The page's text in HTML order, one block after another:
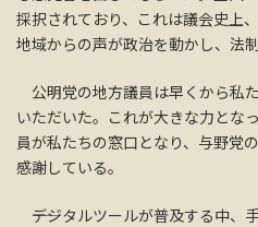
採択されており、これは議会史上
地域からの声が政治を動かし、法
公明党の地方議員は早くから私
いただいた。これが大きな力とな
員が私たちの窓口となり、与野党
感謝している。
――デジタルツールが普及する中、